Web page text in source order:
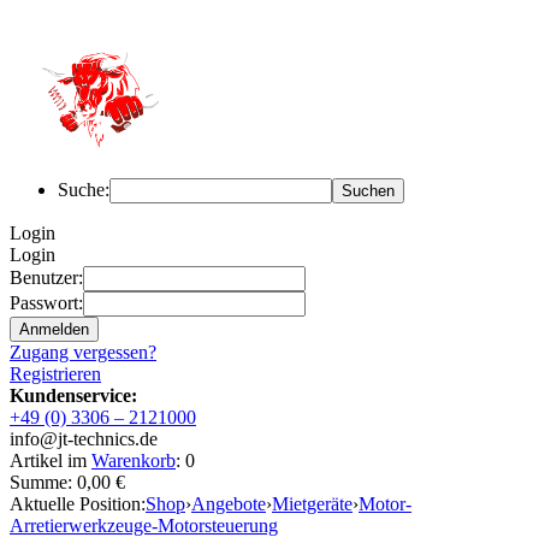
Suche:
Login
Login
Benutzer:
Passwort:
Zugang vergessen?
Registrieren
Kundenservice:
+49 (0) 3306 – 2121000
info@jt-technics.de
Artikel im Warenkorb: 0
Summe: 0,00 €
Aktuelle Position:Shop›Angebote›Mietgeräte›Motor-
Arretierwerkzeuge-Motorsteuerung